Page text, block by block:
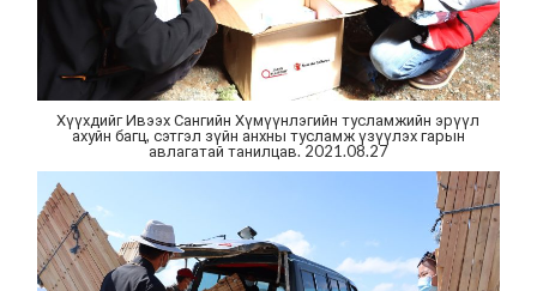
Хүүхдийг Ивээх Сангийн Хүмүүнлэгийн тусламжийн эрүүл
ахуйн багц, сэтгэл зүйн анхны тусламж үзүүлэх гарын
авлагатай танилцав. 2021.08.27